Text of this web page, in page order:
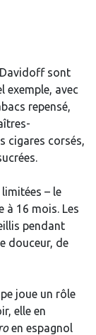
Davidoff sont
exemple, avec
repensé,
cigares corsés,
– le
à 16 mois. Les
pendant
douceur, de
joue un rôle
elle en
en espagnol